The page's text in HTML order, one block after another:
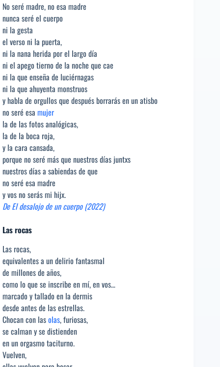
No seré madre, no esa madre
nunca seré el cuerpo
ni la gesta
el verso ni la puerta,
ni la nana herida por el largo día
ni el apego tierno de la noche que cae
ni la que enseña de luciérnagas
ni la que ahuyenta monstruos
y habla de orgullos que después borrarás en un atisbo
no seré esa mujer
la de las fotos analógicas,
la de la boca roja,
y la cara cansada,
porque no seré más que nuestros días juntxs
nuestros días a sabiendas de que
no seré esa madre
y vos no serás mi hijx.
De El desalojo de un cuerpo (2022)
Las rocas
Las rocas,
equivalentes a un delirio fantasmal
de millones de años,
como lo que se inscribe en mí, en vos…
marcado y tallado en la dermis
desde antes de las estrellas.
Chocan con lasolas, furiosas,
se calman y se distienden
en un orgasmo taciturno.
Vuelven,